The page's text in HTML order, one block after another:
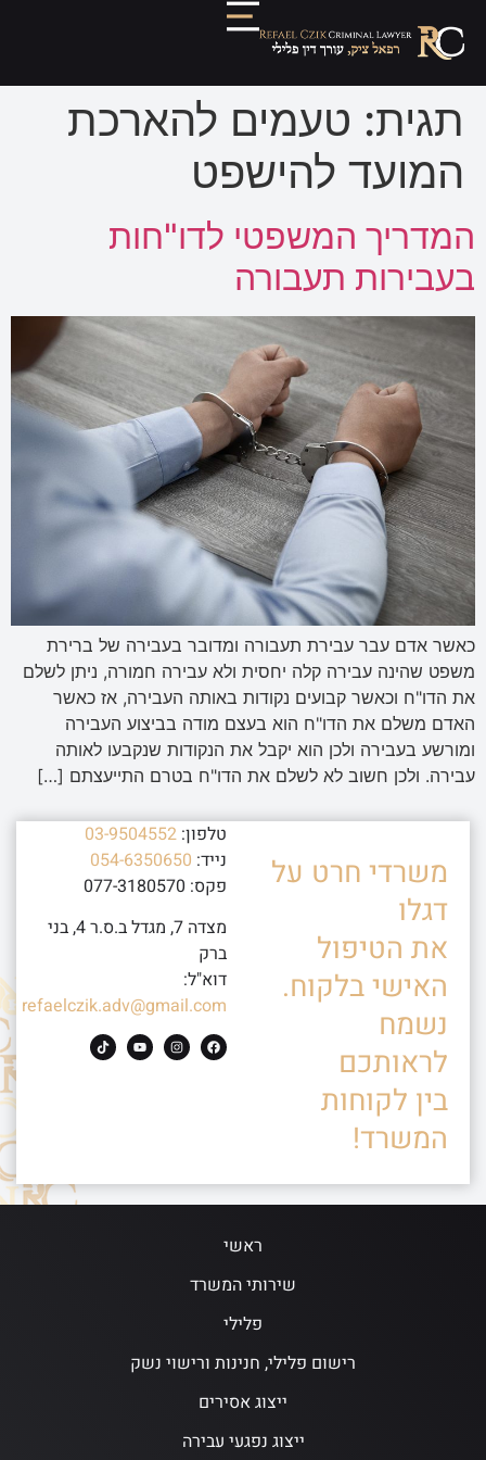
תגית: טעמים להארכת
המועד להישפט
המדריך המשפטי לדו"חות
בעבירות תעבורה
כאשר אדם עבר עבירת תעבורה ומדובר בעבירה של ברירת
משפט שהינה עבירה קלה יחסית ולא עבירה חמורה, ניתן לשלם
את הדו"ח וכאשר קבועים נקודות באותה העבירה, אז כאשר
האדם משלם את הדו"ח הוא בעצם מודה בביצוע העבירה
ומורשע בעבירה ולכן הוא יקבל את הנקודות שנקבעו לאותה
עבירה. ולכן חשוב לא לשלם את הדו"ח בטרם התייעצתם […]
משרדי חרט על
דגלו
את הטיפול
האישי בלקוח.
נשמח
לראותכם
בין לקוחות
המשרד!
טלפון: 03-9504552
נייד: 054-6350650
פקס: 077-3180570
מצדה 7, מגדל ב.ס.ר 4, בני
ברק
דוא"ל:
refaelczik.adv@gmail.com
ראשי
שירותי המשרד
פלילי
רישום פלילי, חנינות ורישוי נשק
ייצוג אסירים
ייצוג נפגעי עבירה